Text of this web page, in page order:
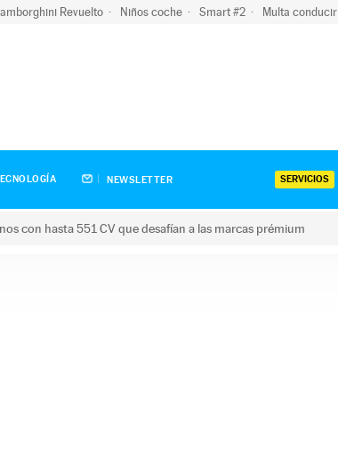
Revuelto Niños coche Smart #2 Multa conducir
NEWSLETTER SERVICIOS
con hasta 551 CV que desafían a las marcas prémium